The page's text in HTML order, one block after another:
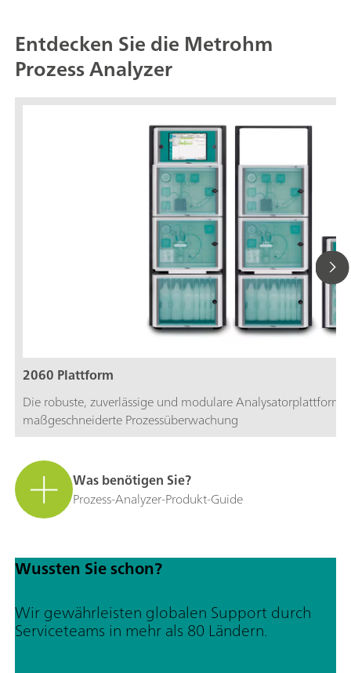
Entdecken Sie die Metrohm
Prozess Analyzer
2060 Plattform
Die robuste, zuverlässige und modulare
maßgeschneiderte Prozessüberwachung
Was benötigen Sie?
Prozess-Analyzer-Produkt-Guide
Wussten Sie schon?
Wir gewährleisten globalen Support durch
Serviceteams in mehr als 80 Ländern.